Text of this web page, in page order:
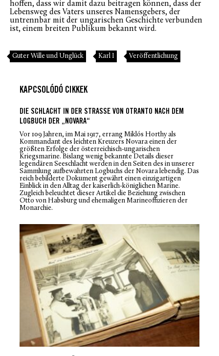
hoffen, dass wir damit dazu beitragen können, dass der
Lebensweg des Vaters unseres Namensgebers, der
untrennbar mit der ungarischen Geschichte verbunden
ist, einem breiten Publikum bekannt wird.
Guter Wille und Unglück Karl I Veröffentlichung
KAPCSOLÓDÓ CIKKEK
DIE SCHLACHT IN DER STRASSE VON OTRANTO NACH DEM L
OGBUCH DER „NOVARA“
Vor 109 Jahren, im Mai 1917, errang Miklós Horthy als
Kommandant des leichten Kreuzers Novaraeinen der
größten Erfolge der österreichisch-ungarischen
Kriegsmarine. Bislang wenig bekannte Details dieser
legendären Seeschlacht werden in den Seiten des in unserer
Sammlung aufbewahrten Logbuchs der Novaralebendig. Das
reich bebilderte Dokument gewährt einen einzigartigen
Einblick in den Alltag der kaiserlich-königlichen Marine.
Zugleich beleuchtet dieser Artikel die Beziehung zwischen
Otto von Habsburg und ehemaligen Marineoffizieren der
Monarchie.